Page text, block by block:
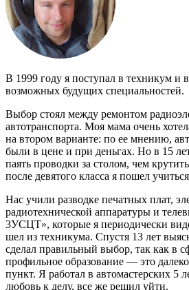
В 1999 году я поступал в техникум и
возможных будущих специальностей.
Выбор стоял между ремонтом
автотранспорта. Моя мама очень
на втором варианте: по ее мнению,
были в цене и при деньгах. Но в 15
паять проводки за столом, чем
после девятого класса я пошел
Нас учили разводке печатных плат,
радиотехнической аппаратуры и
3УСЦТ», которые я периодически
шел из техникума. Спустя 13 лет
сделал правильный выбор, так как в
профильное образование — это
пункт. Я работал в автомастерских 5
любовь к делу, все же решил уйти.